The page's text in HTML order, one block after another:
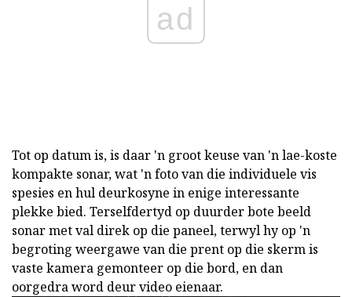
ad
Tot op datum is, is daar 'n groot keuse van 'n lae-koste
kompakte sonar, wat 'n foto van die individuele vis
spesies en hul deurkosyne in enige interessante
plekke bied. Terselfdertyd op duurder bote beeld
sonar met val direk op die paneel, terwyl hy op 'n
begroting weergawe van die prent op die skerm is
vaste kamera gemonteer op die bord, en dan
oorgedra word deur video eienaar.